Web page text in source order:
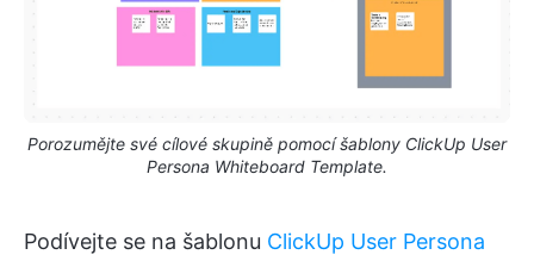
Porozumějte své cílové skupině pomocí šablony ClickUp User
Persona Whiteboard Template.
Podívejte se na šablonu ClickUp User Persona